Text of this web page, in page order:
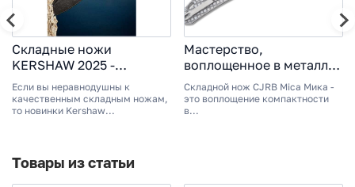
Складные ножи
KERSHAW 2025 -
высокотехнологичный
дизайн
Если вы неравнодушны к
качественным складным ножам,
то новинки Kershaw...
Мастерство,
воплощенное в металле -
новинки CJRB Cutlery
2024
Складной нож CJRB Mica Мика -
это воплощение компактности
в...
Товары из статьи